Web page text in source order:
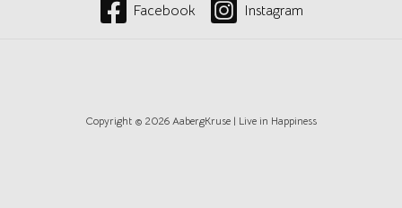
Facebook Instagram
Copyright © 2026 AabergKruse | Live in Happiness